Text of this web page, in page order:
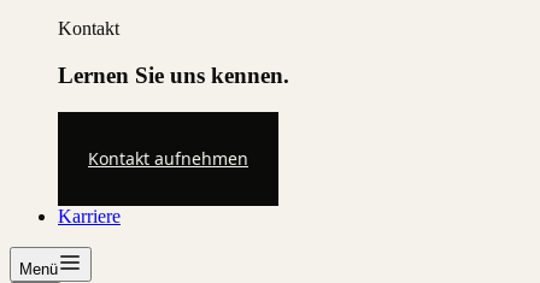
Kontakt
Lernen Sie uns kennen.
Kontakt aufnehmen
Karriere
Menü